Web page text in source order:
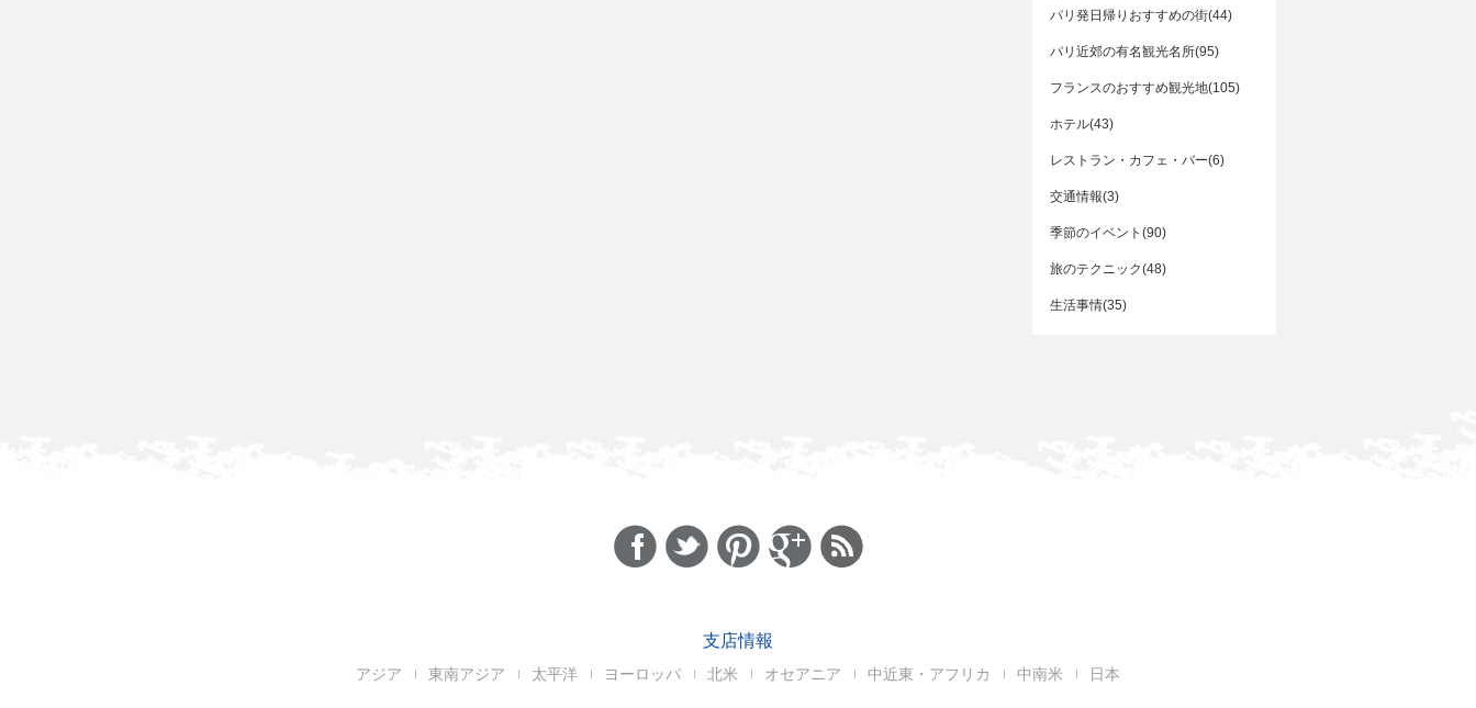
パリ発日帰りおすすめの街(44)
パリ近郊の有名観光名所(95)
フランスのおすすめ観光地(105)
ホテル(43)
レストラン・カフェ・バー(6)
交通情報(3)
季節のイベント(90)
旅のテクニック(48)
生活事情(35)
支店情報
アジア 東南アジア 太平洋 ヨーロッパ 北米 オセアニア 中近東・アフリカ 中南米 日本